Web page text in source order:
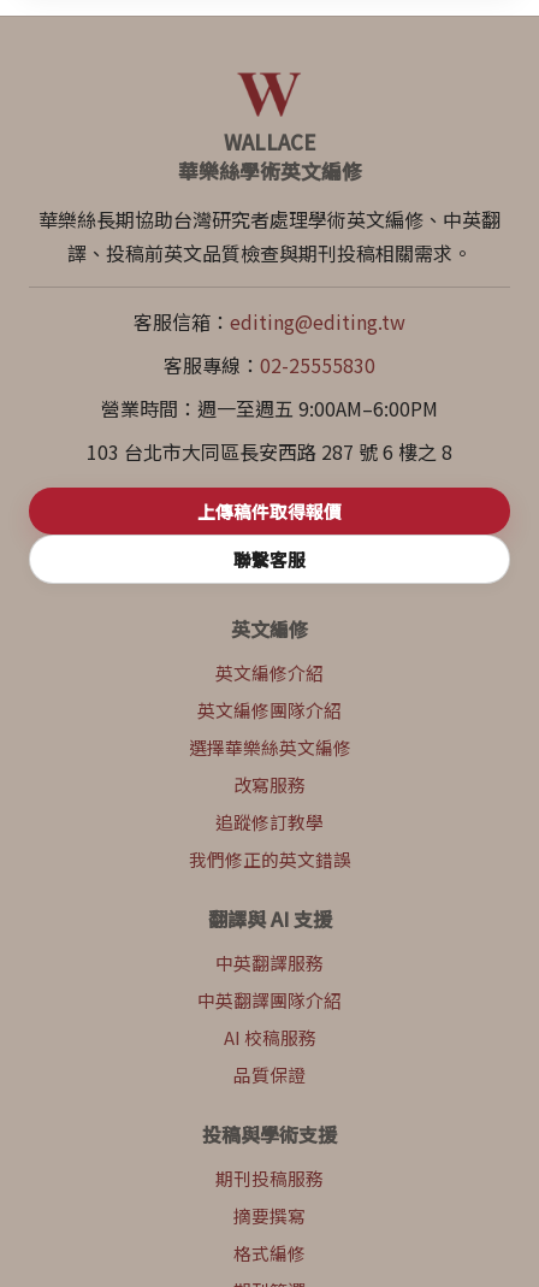
WALLACE
華樂絲學術英文編修
華樂絲長期協助台灣研究者處理學術英文編修、中英翻
譯、投稿前英文品質檢查與期刊投稿相關需求。
客服信箱： editing@editing.tw
客服專線： 02-25555830
營業時間：週一至週五 9:00AM–6:00PM
103 台北市大同區長安西路 287 號 6 樓之 8
上傳稿件取得報價
聯繫客服
英文編修
英文編修介紹
英文編修團隊介紹
選擇華樂絲英文編修
改寫服務
追蹤修訂教學
我們修正的英文錯誤
翻譯與 AI 支援
中英翻譯服務
中英翻譯團隊介紹
AI 校稿服務
品質保證
投稿與學術支援
期刊投稿服務
摘要撰寫
格式編修